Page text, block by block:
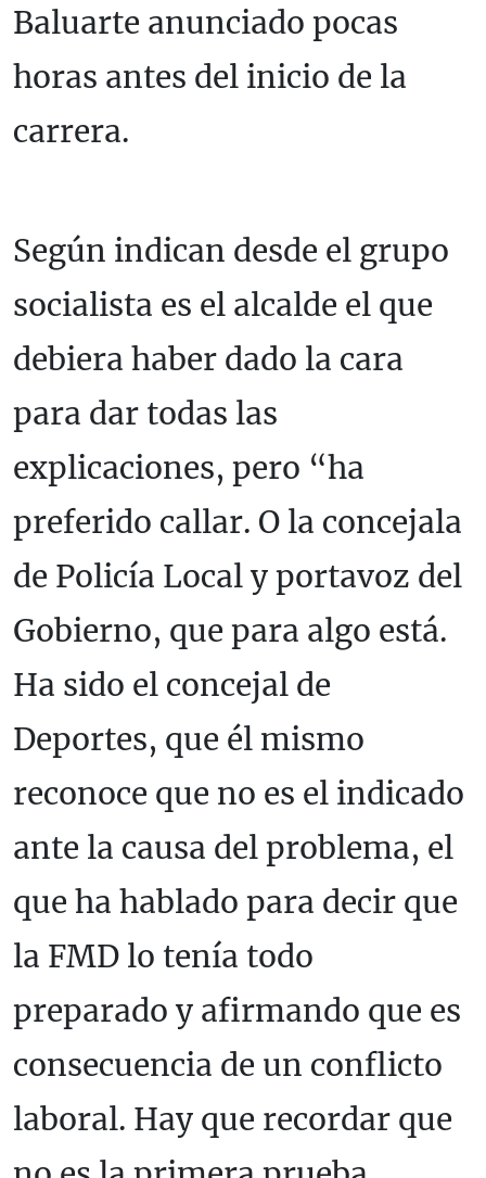
Baluarte anunciado pocas
horas antes del inicio de la
carrera.
Según indican desde el grupo
socialista es el alcalde el que
debiera haber dado la cara
para dar todas las
explicaciones, pero “ha
preferido callar. O la concejala
de Policía Local y portavoz del
Gobierno, que para algo está.
Ha sido el concejal de
Deportes, que él mismo
reconoce que no es el indicado
ante la causa del problema, el
que ha hablado para decir que
la FMD lo tenía todo
preparado y afirmando que es
consecuencia de un conflicto
laboral. Hay que recordar que